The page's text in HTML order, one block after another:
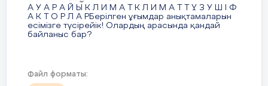
А У А Р А Й Ы К Л И М А Т К Л И М А Т Т Ү З У Ш І Ф
А К Т О Р Л А РБерілген ұғымдар анықтамаларын
есімізге түсірейік! Олардың арасында қандай
байланыс бар?
Файл форматы: